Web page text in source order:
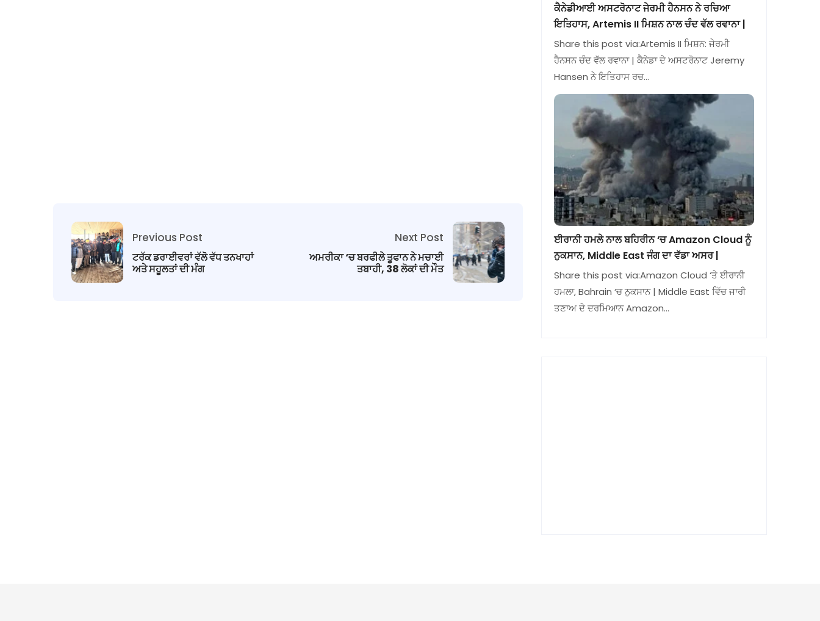
Previous Post
ਟਰੱਕ ਡਰਾਈਵਰਾਂ ਵੱਲੋ ਵੱਧ ਤਨਖਾਹਾਂ
ਅਤੇ ਸਹੂਲਤਾਂ ਦੀ ਮੰਗ
Next Post
ਅਮਰੀਕਾ ‘ਚ ਬਰਫੀਲੇ ਤੂਫਾਨ ਨੇ ਮਚਾਈ
ਤਬਾਹੀ, 38 ਲੋਕਾਂ ਦੀ ਮੌਤ
ਕੈਨੇਡੀਆਈ ਅਸਟਰੋਨਾਟ ਜੇਰਮੀ ਹੈਨਸਨ ਨੇ ਰਚਿਆ
ਇਤਿਹਾਸ, Artemis II ਮਿਸ਼ਨ ਨਾਲ ਚੰਦ ਵੱਲ ਰਵਾਨਾ |
Share this post via:Artemis II ਮਿਸ਼ਨ: ਜੇਰਮੀ
ਹੈਨਸਨ ਚੰਦ ਵੱਲ ਰਵਾਨਾ | ਕੈਨੇਡਾ ਦੇ ਅਸਟਰੋਨਾਟ Jeremy
Hansen ਨੇ ਇਤਿਹਾਸ ਰਚ…
ਈਰਾਨੀ ਹਮਲੇ ਨਾਲ ਬਹਿਰੀਨ ‘ਚ Amazon Cloud ਨੂੰ
ਨੁਕਸਾਨ, Middle East ਜੰਗ ਦਾ ਵੱਡਾ ਅਸਰ |
Share this post via:Amazon Cloud ‘ਤੇ ਈਰਾਨੀ
ਹਮਲਾ, Bahrain ‘ਚ ਨੁਕਸਾਨ | Middle East ਵਿੱਚ ਜਾਰੀ
ਤਣਾਅ ਦੇ ਦਰਮਿਆਨ Amazon…